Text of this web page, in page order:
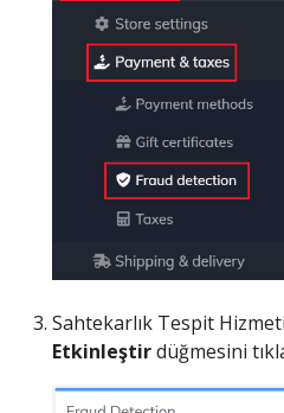
Sahtekarlık Tespit
Etkinleştirdüğmesini